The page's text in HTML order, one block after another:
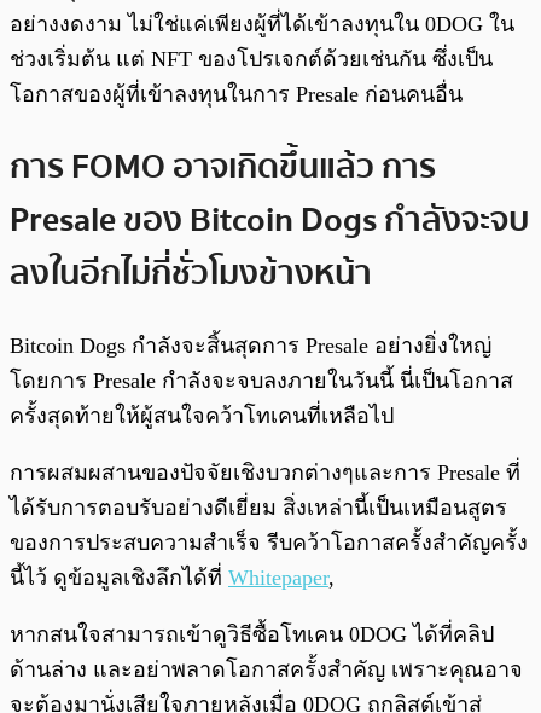
อย่างงดงาม ไม่ใช่แค่เพียงผู้ที่ได้เข้าลงทุนใน 0DOG ใน
ช่วงเริ่มต้น แต่ NFT ของโปรเจกต์ด้วยเช่นกัน ซึ่งเป็น
โอกาสของผู้ที่เข้าลงทุนในการ Presale ก่อนคนอื่น
การ FOMO อาจเกิดขึ้นแล้ว การ
Presale ของ Bitcoin Dogs กำลังจะจบ
ลงในอีกไม่กี่ชั่วโมงข้างหน้า
Bitcoin Dogs กำลังจะสิ้นสุดการ Presale อย่างยิ่งใหญ่
โดยการ Presale กำลังจะจบลงภายในวันนี้ นี่เป็นโอกาส
ครั้งสุดท้ายให้ผู้สนใจคว้าโทเคนที่เหลือไป
การผสมผสานของปัจจัยเชิงบวกต่างๆและการ Presale ที่
ได้รับการตอบรับอย่างดีเยี่ยม สิ่งเหล่านี้เป็นเหมือนสูตร
ของการประสบความสำเร็จ รีบคว้าโอกาสครั้งสำคัญครั้ง
นี้ไว้ ดูข้อมูลเชิงลึกได้ที่ Whitepaper,
หากสนใจสามารถเข้าดูวิธีซื้อโทเคน 0DOG ได้ที่คลิป
ด้านล่าง และอย่าพลาดโอกาสครั้งสำคัญ เพราะคุณอาจ
จะต้องมานั่งเสียใจภายหลังเมื่อ 0DOG ถูกลิสต์เข้าสู่